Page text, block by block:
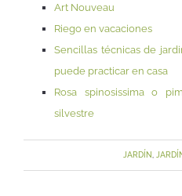
Art Nouveau
Riego en vacaciones
Sencillas técnicas de
puede practicar en casa
Rosa spinosissima o
silvestre
JARDÍN